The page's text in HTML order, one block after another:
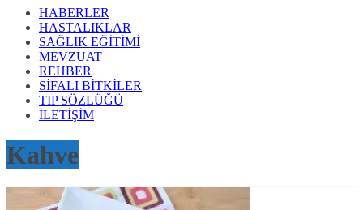
HABERLER
HASTALIKLAR
SAĞLIK EĞİTİMİ
MEVZUAT
REHBER
SİFALI BİTKİLER
TIP SÖZLÜĞÜ
İLETİŞİM
Kahve